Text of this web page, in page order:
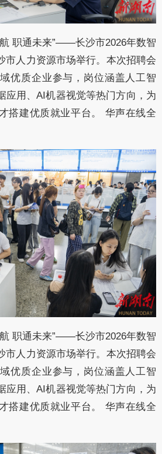
职通未来”——长沙市2026年数智
市人力资源市场举行。本次招聘会
优质企业参与，岗位涵盖人工智
应用、AI机器视觉等热门方向，为
搭建优质就业平台。 华声在线全
职通未来”——长沙市2026年数智
市人力资源市场举行。本次招聘会
优质企业参与，岗位涵盖人工智
应用、AI机器视觉等热门方向，为
搭建优质就业平台。 华声在线全